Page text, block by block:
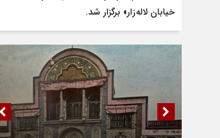
خیابان لاله‌زار» برگزار شد.